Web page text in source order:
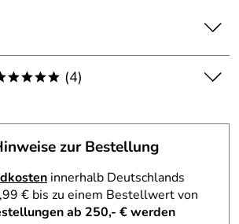
Skiwachs Wax Fluid, ein guter Wachs,
zum Einsatz kommt. Vorteile vom
Luft sind Flüssigwachse im
Wachsen besser. Allerdings ist
Wachs, auftragen, abtrocknen
Filz polieren und ab geht es auf
Flüssigwachs, schützt
(4)
zur Bestellung
innerhalb Deutschlands
€ bis zu einem Bestellwert von
ab 250,- € werden